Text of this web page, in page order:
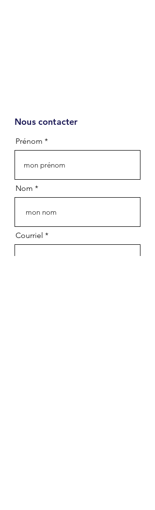
Infolettre
Prénom - First name
Nom - Last name
Courriel - Email
Nous contacter
Prénom
Nom
Courriel